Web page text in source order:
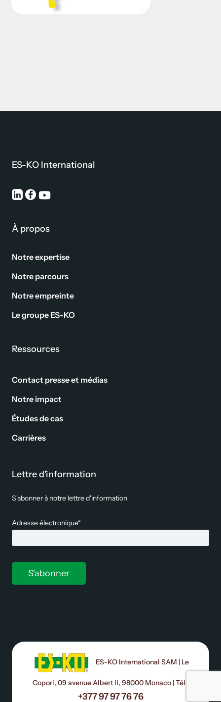
ES-KO International
À propos
Notre expertise
Notre parcours
Notre empreinte
Le groupe ES-KO
Ressources
Contact presse et médias
Notre impact
Études de cas
Carrières
Lettre d'information
S'abonner à notre lettre d'information
Adresse électronique*
ES-KO International SAM | Le
Copori, 09 avenue Albert II, 98000 Monaco | Tél :
+377 97 97 76 76